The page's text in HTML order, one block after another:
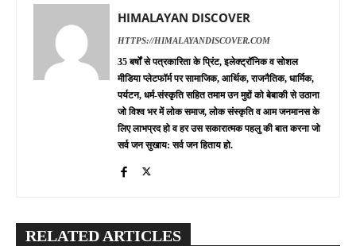
HIMALAYAN DISCOVER
HTTPS://HIMALAYANDISCOVER.COM
35 बर्षों से पत्रकारिता के प्रिंट, इलेक्ट्रॉनिक व सोशल
मीडिया प्लेटफॉर्म पर सामाजिक, आर्थिक, राजनैतिक, धार्मिक,
पर्यटन, धर्म-संस्कृति सहित तमाम उन मुद्दों को बेबाकी से उठाना
जो विश्व भर में लोक समाज, लोक संस्कृति व आम जनमानस के
लिए लाभप्रद हो व हर उस सकारात्मक पहलु की बात करना जो
सर्व जन सुखाय: सर्व जन हिताय हो.
RELATED ARTICLES